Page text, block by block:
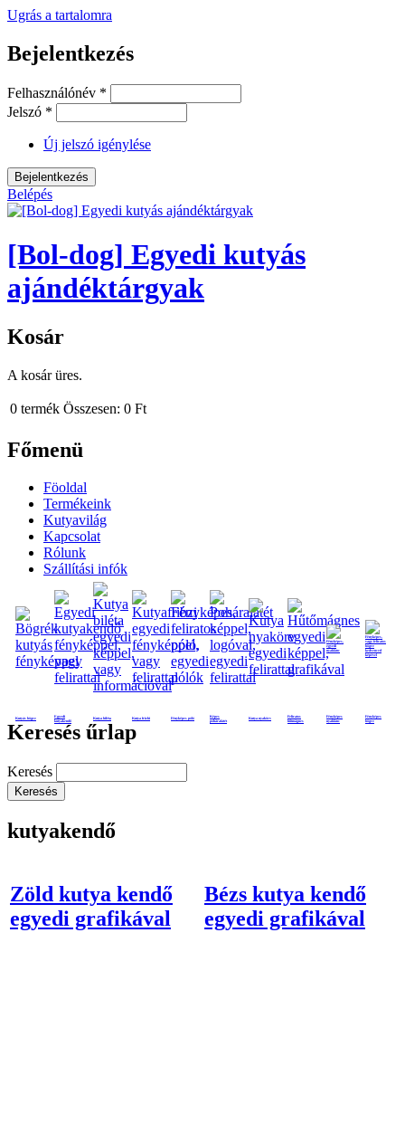
Ugrás a tartalomra
Bejelentkezés
Felhasználónév *
Jelszó *
Új jelszó igénylése
Belépés
[Bol-dog] Egyedi kutyás
ajándéktárgyak
Kosár
A kosár üres.
0 termék Összesen: 0 Ft
Főmenü
Föoldal
Termékeink
Kutyavilág
Kapcsolat
Rólunk
Szállítási infók
Kutyás bögre
Egyedi
kutyakendő
Kutya biléta Kutya frizbi Fényképes póló
Képes
poháralátét
Kutya nyakörv
Feliratos
hűtmágnes
Fényképes
nyaklánc
Fényképes
bögre
Keresés űrlap
Keresés
kutyakendő
Zöld kutya kendő
egyedi grafikával
Bézs kutya kendő
egyedi grafikával